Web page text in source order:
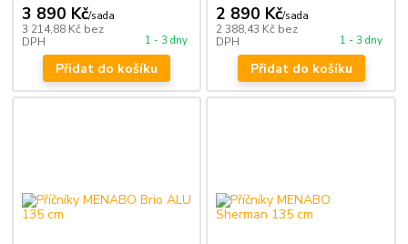
3 890 Kč/sada
3 214,88 Kč bez
DPH
1 - 3 dny
Přidat do košíku
2 890 Kč/sada
2 388,43 Kč bez
DPH
1 - 3 dny
Přidat do košíku